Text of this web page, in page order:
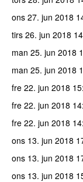
ons 27. jun 2018
tirs 26. jun 2018
man 25. jun 2018
man 25. jun 2018
fre 22. jun 2018
fre 22. jun 2018
fre 22. jun 2018
ons 13. jun 2018
ons 13. jun 2018
ons 13. jun 2018